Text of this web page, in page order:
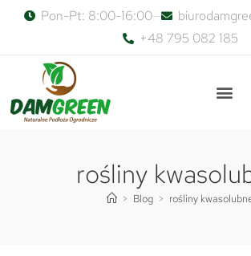
Pon-Pt: 8:00-16:00
+48 795 082 185
rośliny
> Blog > rośliny